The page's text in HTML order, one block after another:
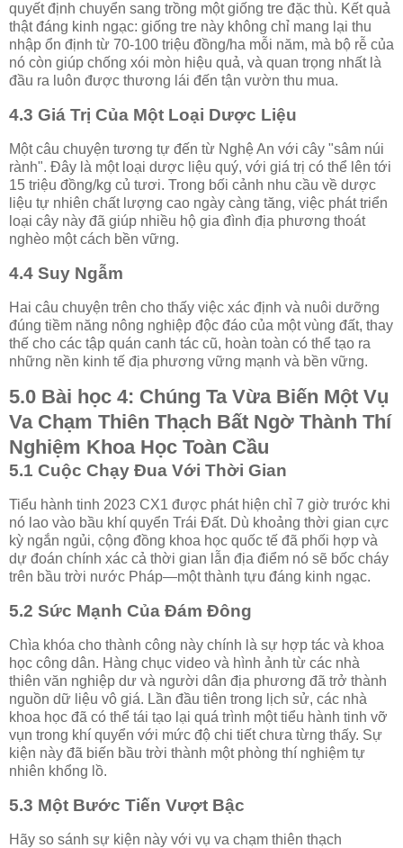
quyết định chuyển sang trồng một giống tre đặc thù. Kết quả
thật đáng kinh ngạc: giống tre này không chỉ mang lại thu
nhập ổn định từ 70-100 triệu đồng/ha mỗi năm, mà bộ rễ của
nó còn giúp chống xói mòn hiệu quả, và quan trọng nhất là
đầu ra luôn được thương lái đến tận vườn thu mua.
4.3 Giá Trị Của Một Loại Dược Liệu
Một câu chuyện tương tự đến từ Nghệ An với cây "sâm núi
rành". Đây là một loại dược liệu quý, với giá trị có thể lên tới
15 triệu đồng/kg củ tươi. Trong bối cảnh nhu cầu về dược
liệu tự nhiên chất lượng cao ngày càng tăng, việc phát triển
loại cây này đã giúp nhiều hộ gia đình địa phương thoát
nghèo một cách bền vững.
4.4 Suy Ngẫm
Hai câu chuyện trên cho thấy việc xác định và nuôi dưỡng
đúng tiềm năng nông nghiệp độc đáo của một vùng đất, thay
thế cho các tập quán canh tác cũ, hoàn toàn có thể tạo ra
những nền kinh tế địa phương vững mạnh và bền vững.
5.0 Bài học 4: Chúng Ta Vừa Biến Một Vụ
Va Chạm Thiên Thạch Bất Ngờ Thành Thí
Nghiệm Khoa Học Toàn Cầu
5.1 Cuộc Chạy Đua Với Thời Gian
Tiểu hành tinh 2023 CX1 được phát hiện chỉ 7 giờ trước khi
nó lao vào bầu khí quyển Trái Đất. Dù khoảng thời gian cực
kỳ ngắn ngủi, cộng đồng khoa học quốc tế đã phối hợp và
dự đoán chính xác cả thời gian lẫn địa điểm nó sẽ bốc cháy
trên bầu trời nước Pháp—một thành tựu đáng kinh ngạc.
5.2 Sức Mạnh Của Đám Đông
Chìa khóa cho thành công này chính là sự hợp tác và khoa
học công dân. Hàng chục video và hình ảnh từ các nhà
thiên văn nghiệp dư và người dân địa phương đã trở thành
nguồn dữ liệu vô giá. Lần đầu tiên trong lịch sử, các nhà
khoa học đã có thể tái tạo lại quá trình một tiểu hành tinh vỡ
vụn trong khí quyển với mức độ chi tiết chưa từng thấy. Sự
kiện này đã biến bầu trời thành một phòng thí nghiệm tự
nhiên khổng lồ.
5.3 Một Bước Tiến Vượt Bậc
Hãy so sánh sự kiện này với vụ va chạm thiên thạch